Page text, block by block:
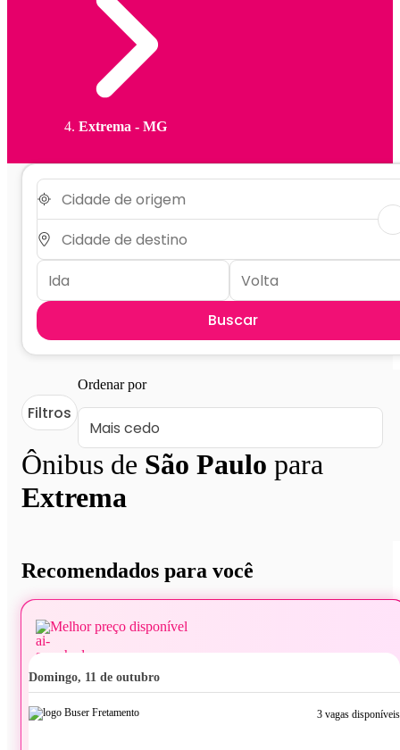
Extrema - MG
Buscar
Ônibus de São Paulo para
Extrema
Filtros
Ordenar por
Recomendados para você
Melhor preço disponível
domingo, 11 de outubro
3 vagas disponíveis